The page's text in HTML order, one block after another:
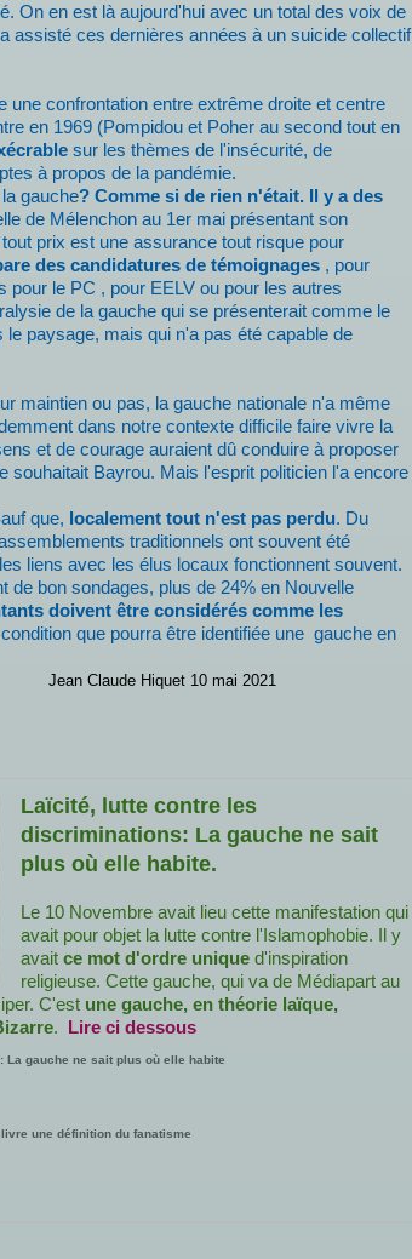
On en est là aujourd'hui avec un total des voix de
assisté ces dernières années à un suicide collectif
une confrontation entre extrême droite et centre
en 1969 (Pompidou et Poher au second tout en
sur les thèmes de l'insécurité, de
à propos de la pandémie.
gauche? Comme si de rien n'était. Il y a des
de Mélenchon au 1er mai présentant son
prix est une assurance tout risque pour
des candidatures de témoignages , pour
pour le PC , pour EELV ou pour les autres
de la gauche qui se présenterait comme le
paysage, mais qui n'a pas été capable de
maintien ou pas, la gauche nationale n'a même
dans notre contexte difficile faire vivre la
et de courage auraient dû conduire à proposer
souhaitait Bayrou. Mais l'esprit politicien l'a encore
que, localement tout n'est pas perdu. Du
traditionnels ont souvent été
liens avec les élus locaux fonctionnent souvent.
de bon sondages, plus de 24% en Nouvelle
doivent être considérés comme les
que pourra être identifiée une gauche en
Jean Claude Hiquet 10 mai 2021
Laïcité, lutte contre les
discriminations: La gauche ne sait
plus où elle habite.
Le 10 Novembre avait lieu cette manifestation qui
avait pour objet la lutte contre l'Islamophobie. Il y
avait ce mot d'ordre unique d'inspiration
religieuse. Cette gauche, qui va de Médiapart au
C'est une gauche, en théorie laïque,
. Lire ci dessous
gauche ne sait plus où elle habite
une définition du fanatisme